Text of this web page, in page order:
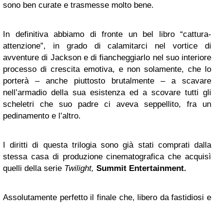
sono ben curate e trasmesse molto bene.
In definitiva abbiamo di fronte un bel libro “cattura-
attenzione”, in grado di calamitarci nel vortice di
avventure di Jackson e di fiancheggiarlo nel suo interiore
processo di crescita emotiva, e non solamente, che lo
porterà – anche piuttosto brutalmente – a scavare
nell’armadio della sua esistenza ed a scovare tutti gli
scheletri che suo padre ci aveva seppellito, fra un
pedinamento e l’altro.
I diritti di questa trilogia sono già stati comprati dalla
stessa casa di produzione cinematografica che acquisì
quelli della serie Twilight, Summit Entertainment.
Assolutamente perfetto il finale che, libero da fastidiosi e